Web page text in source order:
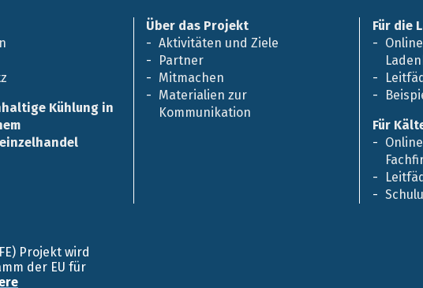
Kühlung in
Über das Projekt
Aktivitäten und Ziele
Partner
Mitmachen
Materialien zur
Kommunikation
Für die
Für
Projekt wird
der EU für